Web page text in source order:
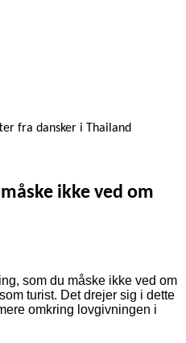
fra dansker i Thailand
ikke ved om
som du måske ikke ved om
turist. Det drejer sig i dette
omkring lovgivningen i